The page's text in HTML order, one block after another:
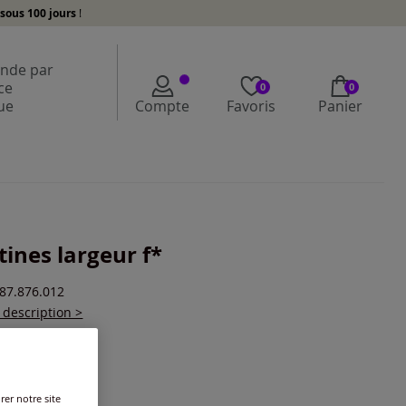
sous 100 jours !
par
Compte
0
Favoris
0
Panier
largeur f*
description >
notre site